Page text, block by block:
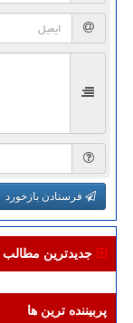
فرستادن بازخورد
جدیدترین مطالب
پربیننده ترین ها